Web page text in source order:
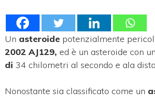
Un asteroide potenzialmente
2002 AJ129, ed è un asteroide con
di 34 chilometri al secondo e ala
Nonostante sia classificato come un